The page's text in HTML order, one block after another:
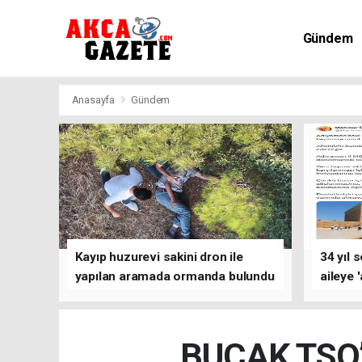
Gündem
Anasayfa Gündem
Kayıp huzurevi sakini dron ile
yapılan aramada ormanda bulundu
34 yıl
aileye